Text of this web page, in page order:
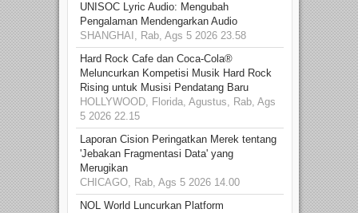
UNISOC Lyric Audio: Mengubah
Pengalaman Mendengarkan Audio
SHANGHAI, Rab, Ags 5 2026 23.58
Hard Rock Cafe dan Coca-Cola®
Meluncurkan Kompetisi Musik Hard Rock
Rising untuk Musisi Pendatang Baru
HOLLYWOOD, Florida, Agustus, Rab, Ags
5 2026 22.15
Laporan Cision Peringatkan Merek tentang
'Jebakan Fragmentasi Data' yang
Merugikan
CHICAGO, Rab, Ags 5 2026 14.00
NOL World Luncurkan Platform